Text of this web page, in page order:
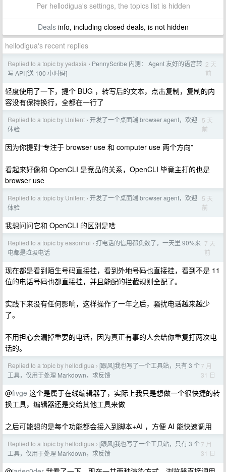
Per hellodigua's settings, the topics list is hidden
Dealsinfo, including closed deals, is not hidden
hellodigua's recent replies
Replied to a topic by yedaxia › PennyScribe 内测： Agent 友好的语音转
写 API [送 100 小时码]
2 天
前
轻度使用了一下，提个 BUG ，转写后的文本，点击复制，复制的内
容没有保持换行，全都在一行了
Replied to a topic by Unitent › 开发了一个桌面端 browser agent，欢迎
体验
5 天
前
因为你提到“专注于 browser use 和 computer use 两个方向”
看起来好像和 OpenCLI 是竞品的关系，OpenCLI 毕竟主打的也是
browser use
Replied to a topic by Unitent › 开发了一个桌面端 browser agent，欢迎
体验
5 天
前
我想问问它和 OpenCLI 的区别是啥
Replied to a topic by easonhui › 打电话的信用都负数了，一天里 90%来
电都是垃圾电话
7 天
前
现在都是看到陌生号码直接挂，看到外地号码也直接挂，看到不是 11
位的电话号码也都直接挂，并且能配的拦截规则全配了。
实践下来没有任何影响，这样操作了一年之后，骚扰电话越来越少
了。
不用担心会漏掉重要的电话，因为真正有事的人会给你重复打两次电
话的。
Replied to a topic by hellodigua › [跟风]我也写了一个工具站，只有 3 个
工具，仅用于处理 Markdown，求反馈
7 月
31 日
@fivge 这个是属于在线编辑器了，实际上我只是想做一个很快捷的转
换工具，编辑器还是交给其他工具来做
之后可能想的是每个功能都会接入到脚本+AI ，方便 AI 能快速调用
Replied to a topic by hellodigua › [跟风]我也写了一个工具站，只有 3 个
工具，仅用于处理 Markdown，求反馈
7 月
31 日